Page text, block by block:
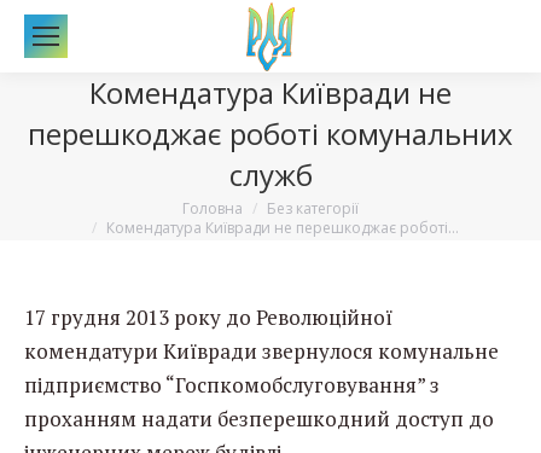
Комендатура Київради не
перешкоджає роботі комунальних
служб
Головна
Без категорії
Комендатура Київради не перешкоджає роботі…
17 грудня 2013 року до Революційної
комендатури Київради звернулося комунальне
підприємство “Госпкомобслуговування” з
проханням надати безперешкодний доступ до